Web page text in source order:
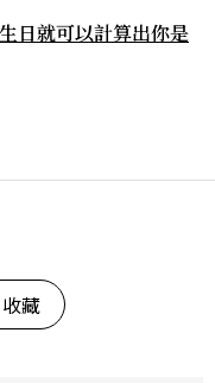
日就可以計算出你是
收藏